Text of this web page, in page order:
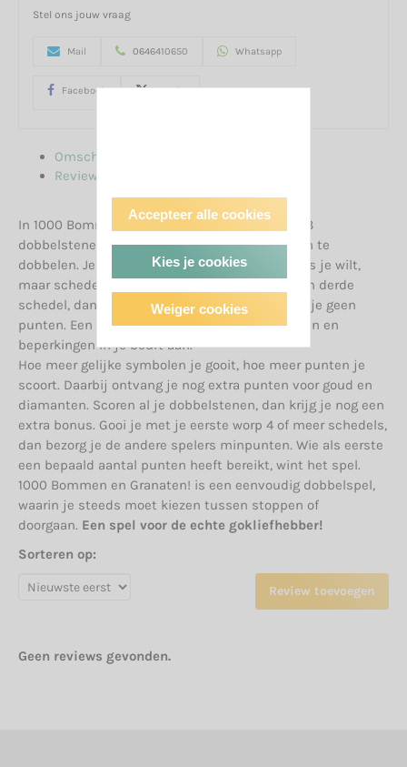
Stel ons jouw vraag
Mail 0646410650 Whatsapp
Facebook google
Omschrijving
Reviews
In 1000 Bommen en Granaten! probeer je met 8
dobbelstenen zoveel mogelijk gelijke symbolen te
dobbelen. Je mag zo vaak opnieuw dobbelen als je wilt,
maar schedels moet je opzij leggen. Gooi je een derde
schedel, dan is je beurt direct voorbij en scoor je geen
punten. Een piratenkaart geeft je mogelijkheden en
beperkingen in je beurt aan.
Hoe meer gelijke symbolen je gooit, hoe meer punten je
scoort. Daarbij ontvang je nog extra punten voor goud en
diamanten. Scoren al je dobbelstenen, dan krijg je nog een
extra bonus. Gooi je met je eerste worp 4 of meer schedels,
dan bezorg je de andere spelers minpunten. Wie als eerste
een bepaald aantal punten heeft bereikt, wint het spel.
1000 Bommen en Granaten! is een eenvoudig dobbelspel,
waarin je steeds moet kiezen tussen stoppen of
doorgaan. Een spel voor de echte gokliefhebber!
Sorteren op:
Review toevoegen
Geen reviews gevonden.
Accepteer alle cookies
Kies je cookies
Weiger cookies